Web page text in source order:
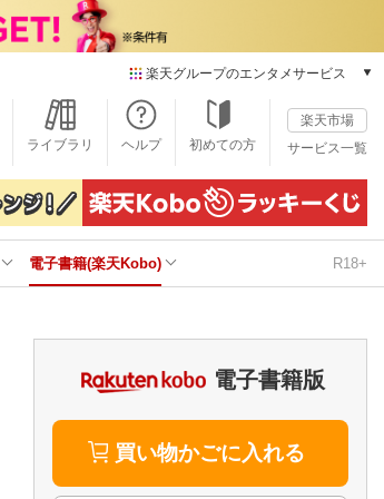
楽天グループのエンタメサービス
本/ゲーム/CD/DVD
楽天ブックス
電子書籍
楽天Kobo
雑誌読み放題
楽天ミュージック
楽天TV
動画配信ガイド
Rakuten PLAY
Rチャンネル
ライブラリ ヘルプ 初めての方
楽天市場
サービス一覧
電子書籍(楽天Kobo) R18+
電子書籍版
買い物かごに入れる